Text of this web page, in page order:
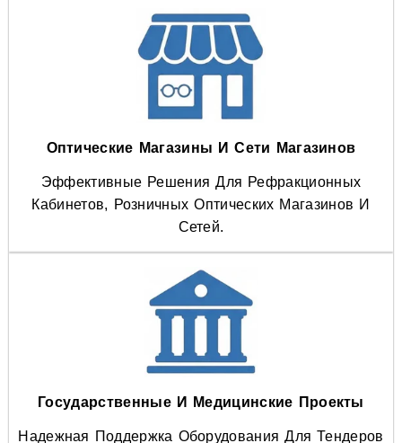
Оптические Магазины И Сети Магазинов
Эффективные Решения Для Рефракционных
Кабинетов, Розничных Оптических Магазинов И
Сетей.
Государственные И Медицинские Проекты
Надежная Поддержка Оборудования Для Тендеров